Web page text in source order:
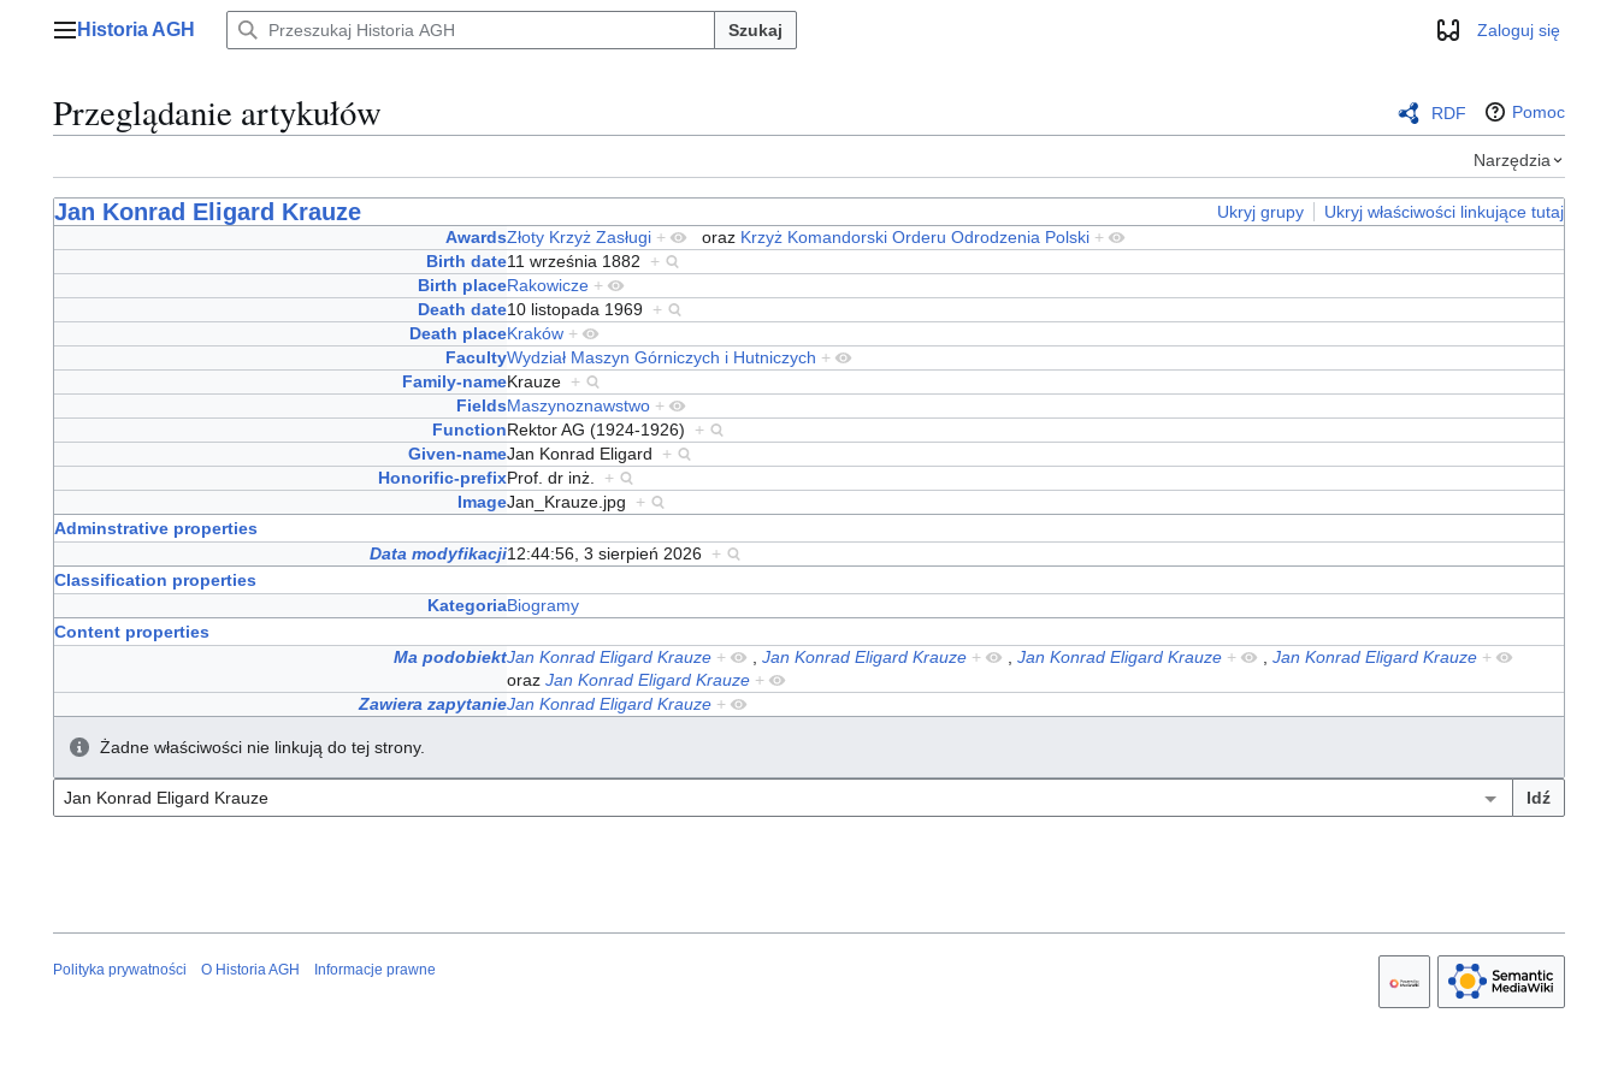
Menu główne
Historia AGH Szukaj WyglądZaloguj się
Przeglądanie artykułów RDF Pomoc
Narzędzia
Jan Konrad Eligard Krauze Ukryj grupy
Ukryj właściwości linkujące tutaj
AwardsZłoty Krzyż Zasługi + oraz Krzyż Komandorski Orderu Odrodzenia Polski +
Birth date11 września 1882 +
Birth placeRakowicze +
Death date10 listopada 1969 +
Death placeKraków +
FacultyWydział Maszyn Górniczych i Hutniczych +
Family-nameKrauze +
FieldsMaszynoznawstwo +
FunctionRektor AG (1924-1926) +
Given-nameJan Konrad Eligard +
Honorific-prefixProf. dr inż. +
ImageJan_Krauze.jpg +
Adminstrative properties
Data modyfikacji12:44:56, 3 sierpień 2026
+
Classification properties
KategoriaBiogramy
Content properties
Ma podobiektJan Konrad Eligard Krauze + ,Jan Konrad Eligard Krauze + ,Jan Konrad Eligard Krauze + ,Jan Konrad Eligard Krauze +
orazJan Konrad Eligard Krauze +
Zawiera zapytanieJan Konrad Eligard Krauze +
Żadne właściwości nie linkują do tej strony.
Polityka prywatności O Historia AGH Informacje prawne